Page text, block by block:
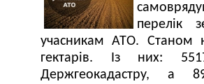
перелік
учасникам АТО. Станом
гектарів. Із них:
Держгеокадастру, а